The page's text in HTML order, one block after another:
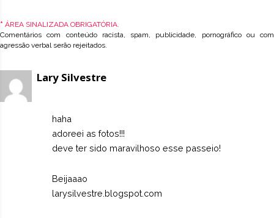
* ÁREA SINALIZADA OBRIGATÓRIA.
Comentários com conteúdo racista, spam, publicidade, pornográfico ou com
agressão verbal serão rejeitados.
Lary Silvestre
haha
adoreei as fotos!!!
deve ter sido maravilhoso esse passeio!
Beijaaao
larysilvestre.blogspot.com